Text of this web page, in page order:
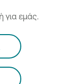
για εμάς.